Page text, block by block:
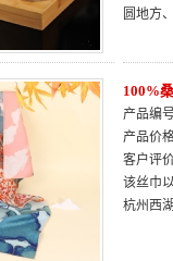
圆地方
100%
产品编
产品价
客户评
该丝巾
杭州西